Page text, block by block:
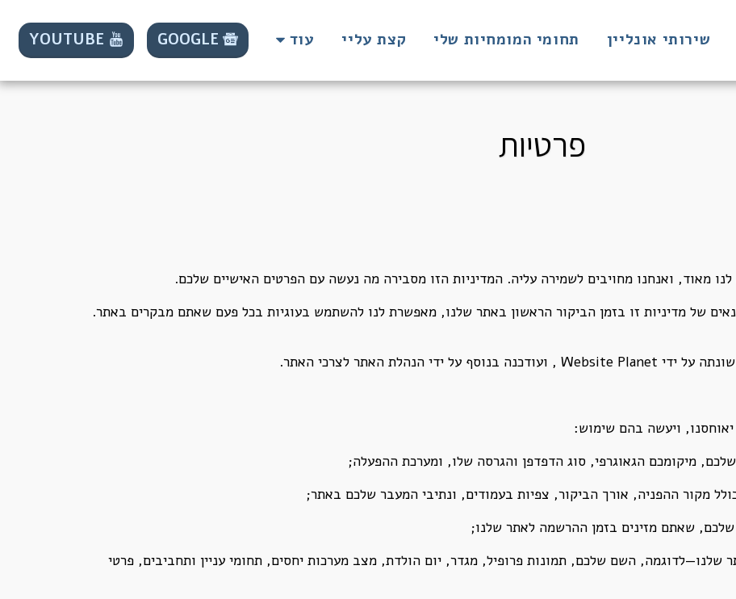
שירותי אונליין תחומי המומחיות שלי קצת עליי עוד GOOGLE
YOUTUBE
פרטיות
מאוד, ואנחנו מחויבים לשמירה עליה. המדיניות הזו מסבירה מה נעשה עם הפרטים האישיים שלכם.
של מדיניות זו בזמן הביקור הראשון באתר שלנו, מאפשרת לנו להשתמש בעוגיות בכל פעם שאתם מבקרים באתר.
יאוחסנו, ויעשה בהם שימוש:
מקור ההפניה, אורך הביקור, צפיות בעמודים, ונתיבי המעבר שלכם באתר;
שאתם מזינים בזמן ההרשמה לאתר שלנו;
שלנו—לדוגמה, השם שלכם, תמונות פרופיל, מגדר, יום הולדת, מצב מערכות יחסים, תחומי עניין ותחביבים, פרטי